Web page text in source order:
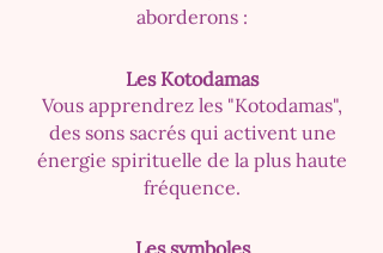
aborderons :
Les Kotodamas
Vous apprendrez les "Kotodamas",
des sons sacrés qui activent une
énergie spirituelle de la plus haute
fréquence.
Les symboles